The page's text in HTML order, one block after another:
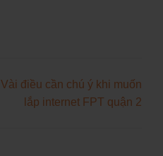
Vài điều cần chú ý khi muốn
lắp internet FPT quận 2